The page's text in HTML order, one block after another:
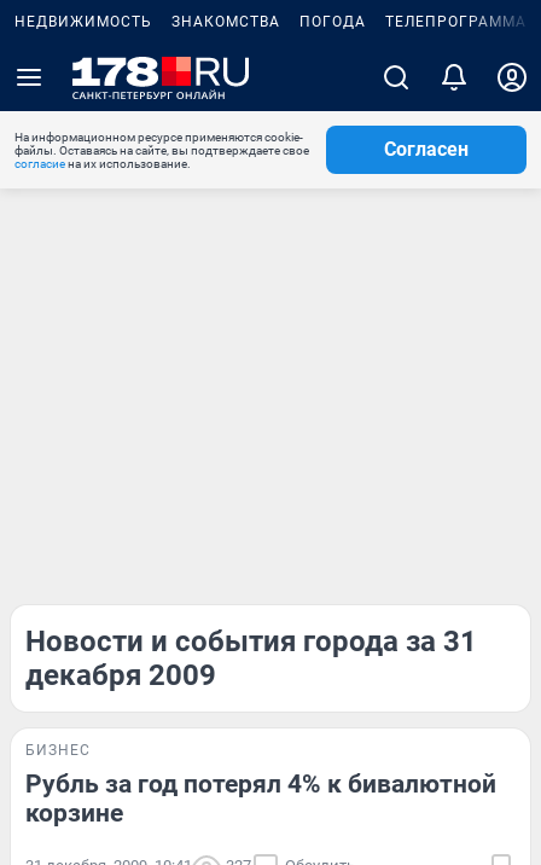
НЕДВИЖИМОСТЬ ЗНАКОМСТВА ПОГОДА ТЕЛЕПРОГРАММА
На информационном ресурсе применяются cookie-
файлы. Оставаясь на сайте, вы подтверждаете свое
согласиена их использование.
Согласен
Новости и события города за 31
декабря 2009
БИЗНЕС
Рубль за год потерял 4% к бивалютной
корзине